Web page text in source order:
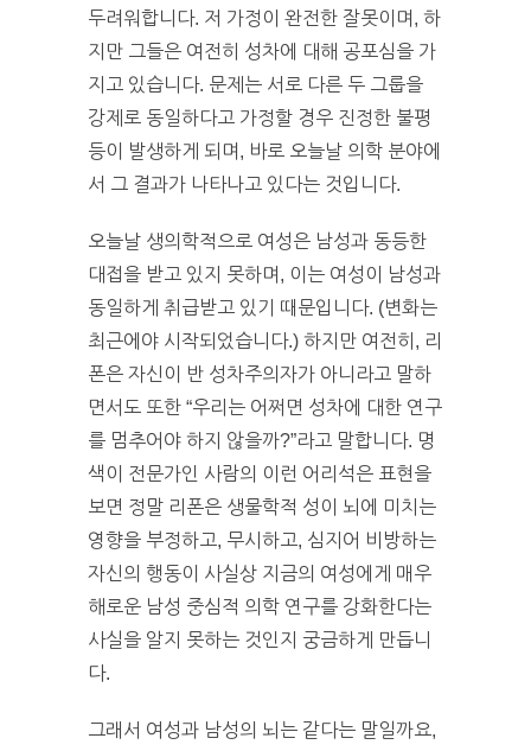
두려워합니다. 저 가정이 완전한 잘못이며, 하
지만 그들은 여전히 성차에 대해 공포심을 가
지고 있습니다. 문제는 서로 다른 두 그룹을
강제로 동일하다고 가정할 경우 진정한 불평
등이 발생하게 되며, 바로 오늘날 의학 분야에
서 그 결과가 나타나고 있다는 것입니다.
오늘날 생의학적으로 여성은 남성과 동등한
대접을 받고 있지 못하며, 이는 여성이 남성과
동일하게 취급받고 있기 때문입니다. (변화는
최근에야 시작되었습니다.) 하지만 여전히, 리
폰은 자신이 반 성차주의자가 아니라고 말하
면서도 또한 “우리는 어쩌면 성차에 대한 연구
를 멈추어야 하지 않을까?”라고 말합니다. 명
색이 전문가인 사람의 이런 어리석은 표현을
보면 정말 리폰은 생물학적 성이 뇌에 미치는
영향을 부정하고, 무시하고, 심지어 비방하는
자신의 행동이 사실상 지금의 여성에게 매우
해로운 남성 중심적 의학 연구를 강화한다는
사실을 알지 못하는 것인지 궁금하게 만듭니
다.
그래서 여성과 남성의 뇌는 같다는 말일까요,